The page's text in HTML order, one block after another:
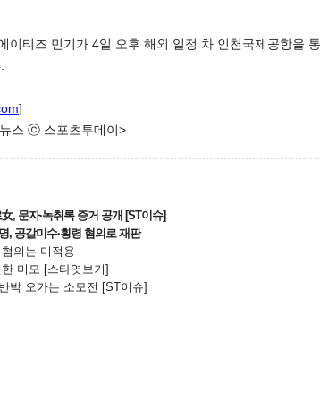
이티즈 민기가 4일 오후 해외 일정 차 인천국제공항을
]
스 ⓒ 스포츠투데이>
, 문자·녹취록 증거 공개 [ST이슈]
, 공갈미수·횡령 혐의로 재판
의는 미적용
미모 [스타엿보기]
박 오가는 소모전 [ST이슈]